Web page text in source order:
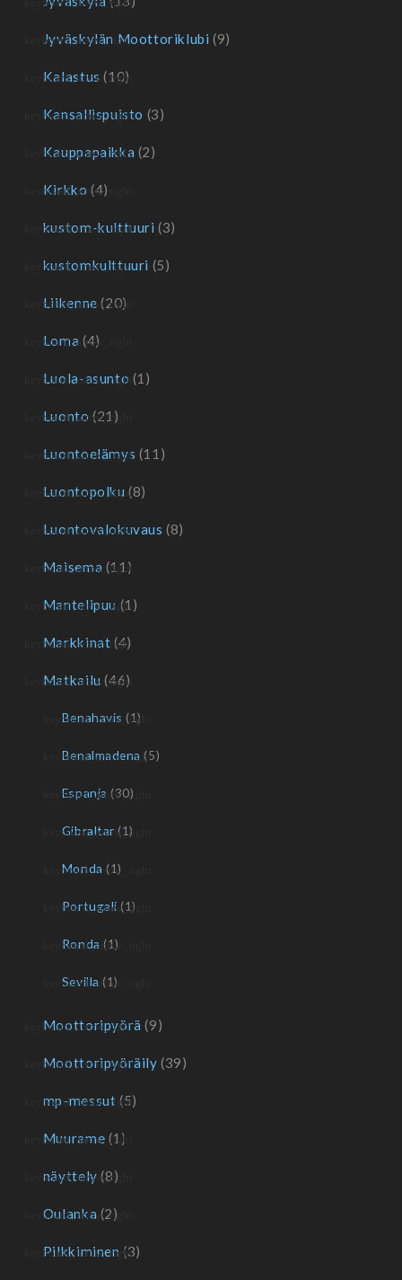
Jyväskylän Moottoriklubi (9)
Kalastus (10)
Kansallispuisto (3)
Kauppapaikka (2)
Kirkko (4)
kustom-kulttuuri (3)
kustomkulttuuri (5)
Liikenne (20)
Loma (4)
Luola-asunto (1)
Luonto (21)
Luontoelämys (11)
Luontopolku (8)
Luontovalokuvaus (8)
Maisema (11)
Mantelipuu (1)
Markkinat (4)
Matkailu (46)
Benahavis (1)
Benalmadena (5)
Espanja (30)
Gibraltar (1)
Monda (1)
Portugali (1)
Ronda (1)
Sevilla (1)
Moottoripyörä (9)
Moottoripyöräily (39)
mp-messut (5)
Muurame (1)
näyttely (8)
Oulanka (2)
Pilkkiminen (3)